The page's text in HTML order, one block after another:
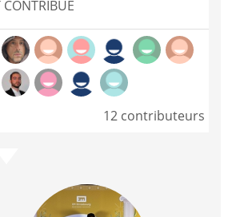
12 contributeurs